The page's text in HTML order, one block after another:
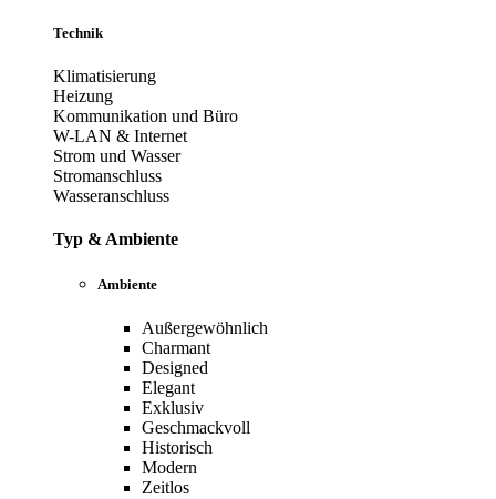
Technik
Klimatisierung
Heizung
Kommunikation und Büro
W-LAN & Internet
Strom und Wasser
Stromanschluss
Wasseranschluss
Typ & Ambiente
Ambiente
Außergewöhnlich
Charmant
Designed
Elegant
Exklusiv
Geschmackvoll
Historisch
Modern
Zeitlos